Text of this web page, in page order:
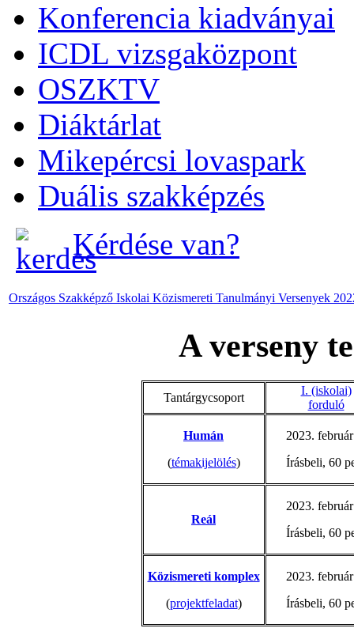
Konferencia kiadványai
ICDL vizsgaközpont
OSZKTV
Diáktárlat
Mikepércsi lovaspark
Duális szakképzés
Kérdése van?
Országos Szakképző Iskolai Közismereti Tanulmányi Versenyek
A verseny
Tantárgycsoport
I. (iskolai)
forduló
Humán
(témakijelölés)
2023.
Írásbeli, 60
Reál
2023.
Írásbeli, 60
Közismereti komplex
(projektfeladat)
2023.
Írásbeli, 60